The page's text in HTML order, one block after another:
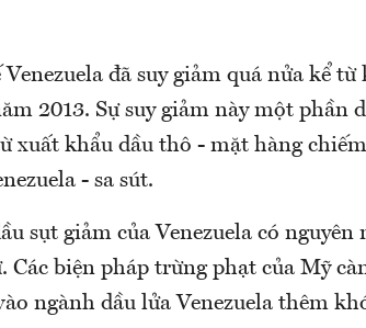
đã suy giảm quá nửa kể
2013. Sự suy giảm này một phần
xuất khẩu dầu thô - mặt hàng
- sa sút.
sụt giảm của Venezuela có
Các biện pháp trừng phạt của Mỹ
ngành dầu lửa Venezuela thêm